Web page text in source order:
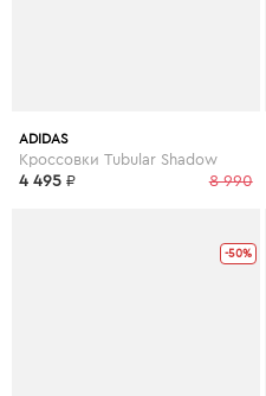
ADIDAS
Кроссовки Tubular Shadow
8 990
4 495 ₽
-50%